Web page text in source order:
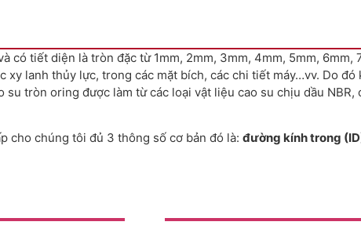
tiết diện là tròn đặc từ 1mm, 2mm, 3mm, 4mm, 5mm, 6mm,
lanh thủy lực, trong các mặt bích, các chi tiết máy…vv. Do
tròn oring được làm từ các loại vật liệu cao su chịu dầu
cho chúng tôi đủ 3 thông số cơ bản đó là: đường kính trong